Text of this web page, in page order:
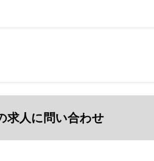
求人に問い合わせ